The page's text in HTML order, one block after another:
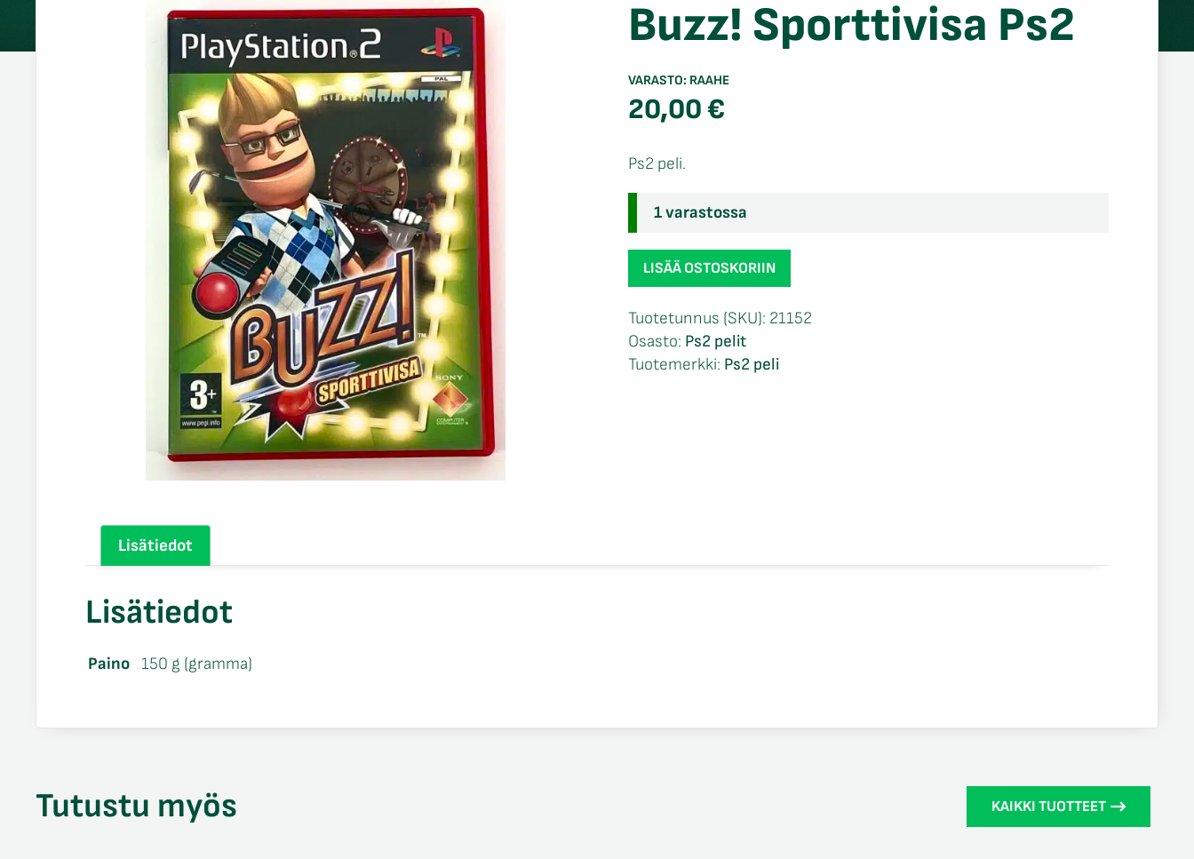
Buzz! Sporttivisa Ps2
VARASTO: RAAHE
20,00€
Ps2 peli.
1 varastossa
Buzz!
Sporttivisa
määrä
LISÄÄ OSTOSKORIIN
Tuotetunnus (SKU): 21152
Osasto: Ps2 pelit
Tuotemerkki: Ps2 peli
Lisätiedot
Lisätiedot
Paino 150 g (gramma)
Tutustu myös KAIKKI TUOTTEET